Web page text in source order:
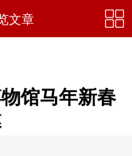
文章
馆马年新春